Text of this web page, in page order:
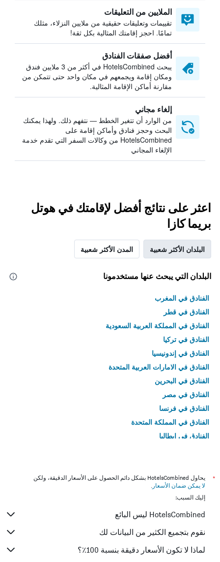
الملايين من التعليقات
تقييمات وتعليقات حقيقية من ملايين النزلاء، مثلك
تمامًا. احجز إقامتك المثالية بكل ثقة!
أفضل صفقات الفنادق
يبحث HotelsCombined في أكثر من 3 ملايين فندق
ومكان إقامة ويجمعهم في مكان واحد حتى تتمكن من
مقارنة أماكن الإقامة المثالية.
إلغاء مجاني
من الوارد أن تتغير الخطط — نتفهم ذلك. ولهذا يمكنك
البحث وحجز فنادق وأماكن إقامة على
HotelsCombined من وكالات السفر التي تقدم خدمة
الإلغاء المجاني
اعثر على نتائج أفضل لإقامتك في هوتل
بريما كازا
البلدان الأكثر شعبية المدن الأكثر شعبية
البلدان التي يبحث عنها مستخدمونا
الفنادق في المغرب
الفنادق في قطر
الفنادق في المملكة العربية السعودية
الفنادق في تركيا
الفنادق في إندونيسيا
الفنادق في الامارات العربية المتحدة
الفنادق في البحرين
الفنادق في مصر
الفنادق في فرنسا
الفنادق في المملكة المتحدة
الفنادق في إيطاليا
*
يحاول HotelsCombined بشكل دائم الحصول على الأسعار الدقيقة، ولكن
لا يمكن ضمان الأسعار .
إليك السبب:
HotelsCombined ليس البائع
نقوم بتجميع الكثير من البيانات لك
لماذا لا تكون الأسعار دقيقة بنسبة 100٪؟